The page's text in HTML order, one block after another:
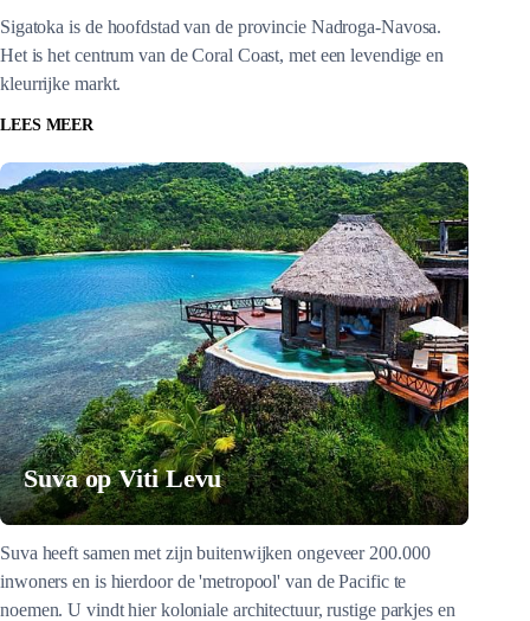
Sigatoka is de hoofdstad van de provincie Nadroga-Navosa.
Het is het centrum van de Coral Coast, met een levendige en
kleurrijke markt.
LEES MEER
Suva op Viti Levu
Suva heeft samen met zijn buitenwijken ongeveer 200.000
inwoners en is hierdoor de 'metropool' van de Pacific te
noemen. U vindt hier koloniale architectuur, rustige parkjes en